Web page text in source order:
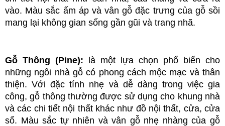
vào. Màu sắc ấm áp và vân gỗ đặc trưng của gỗ sồi
mang lại không gian sống gần gũi và trang nhã.
Gỗ Thông (Pine):
là một lựa chọn phổ biến cho
những ngôi nhà gỗ có phong cách mộc mạc và thân
thiện. Với đặc tính nhẹ và dễ dàng trong việc gia
công, gỗ thông thường được sử dụng cho khung nhà
và các chi tiết nội thất khác như đồ nội thất, cửa, cửa
sổ. Màu sắc tự nhiên và vân gỗ nhẹ nhàng của gỗ